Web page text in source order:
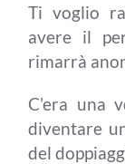
Ti voglio
avere il
rimarrà
C’era una
diventare
del